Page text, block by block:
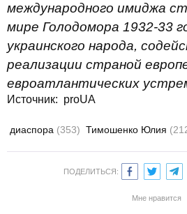
международного имиджа
мире Голодомора 1932-33
украинского народа,
реализации страной
евроатлантических
Источник: proUA
диаспора (353) Тимошенко Юлия
ПОДЕЛИТЬСЯ:
Мне нравится